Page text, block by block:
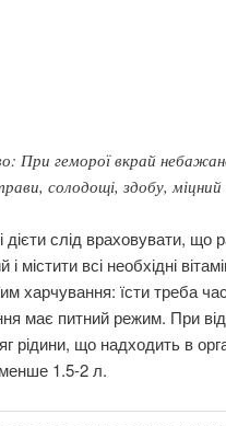
При геморої вкрай
солодощі, здобу, міцний
слід враховувати, що
містити всі необхідні
харчування: їсти треба
має питний режим. При
рідини, що надходить в
1.5-2 л.